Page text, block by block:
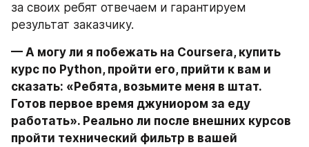
за своих ребят отвечаем и гарантируем
результат заказчику.
— А могу ли я побежать на Coursera, купить
курс по Python, пройти его, прийти к вам и
сказать: «Ребята, возьмите меня в штат.
Готов первое время джуниором за еду
работать». Реально ли после внешних курсов
пройти технический фильтр в вашей